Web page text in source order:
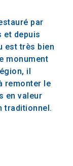
par
et depuis
est très bien
monument
il
remonter le
en valeur
traditionnel.